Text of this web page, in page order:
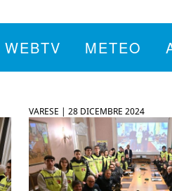
WEBTV METEO
VARESE | 28 DICEMBRE 2024